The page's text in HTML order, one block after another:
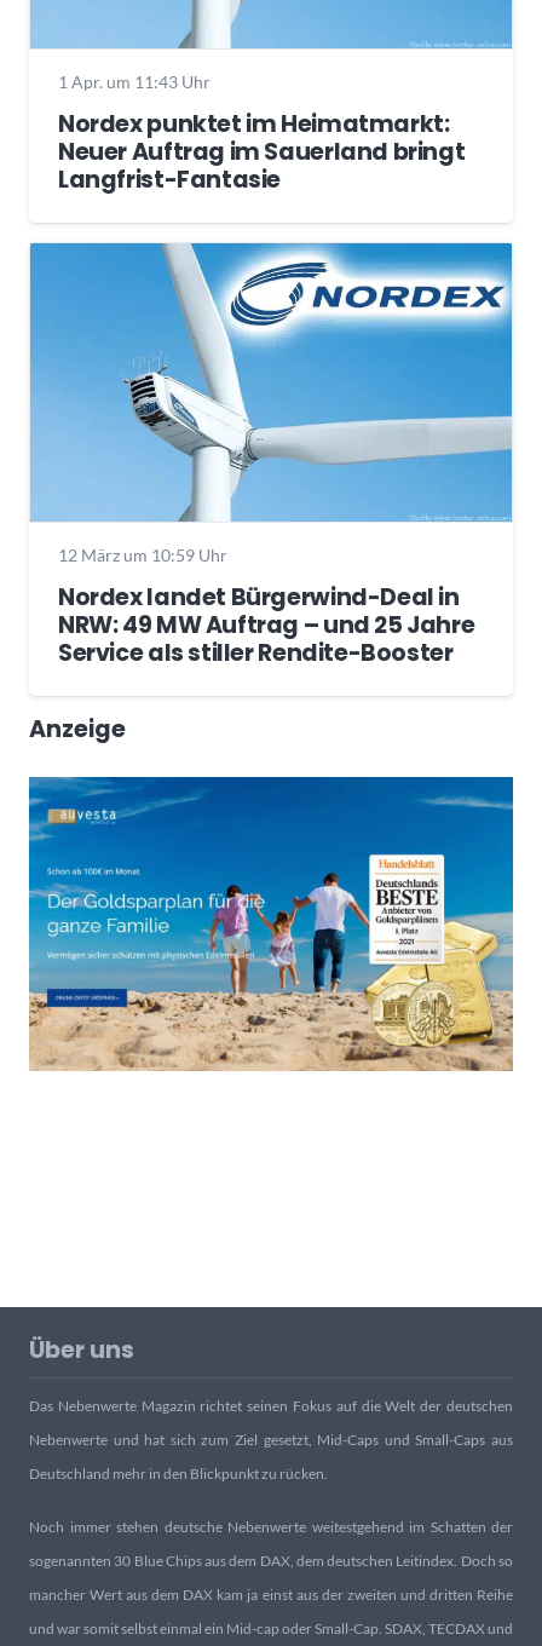
1 Apr. um 11:43 Uhr
Nordex punktet im Heimatmarkt:
Neuer Auftrag im Sauerland bringt
Langfrist-Fantasie
12 März um 10:59 Uhr
Nordex landet Bürgerwind-Deal in
NRW: 49 MW Auftrag – und 25 Jahre
Service als stiller Rendite-Booster
Anzeige
Über uns
Das Nebenwerte Magazin richtet seinen Fokus auf die Welt der deutschen
Nebenwerte und hat sich zum Ziel gesetzt, Mid-Caps und Small-Caps aus
Deutschland mehr in den Blickpunkt zu rücken.
Noch immer stehen deutsche Nebenwerte weitestgehend im Schatten der
sogenannten 30 Blue Chips aus dem DAX, dem deutschen Leitindex. Doch so
mancher Wert aus dem DAX kam ja einst aus der zweiten und dritten Reihe
und war somit selbst einmal ein Mid-cap oder Small-Cap. SDAX, TECDAX und